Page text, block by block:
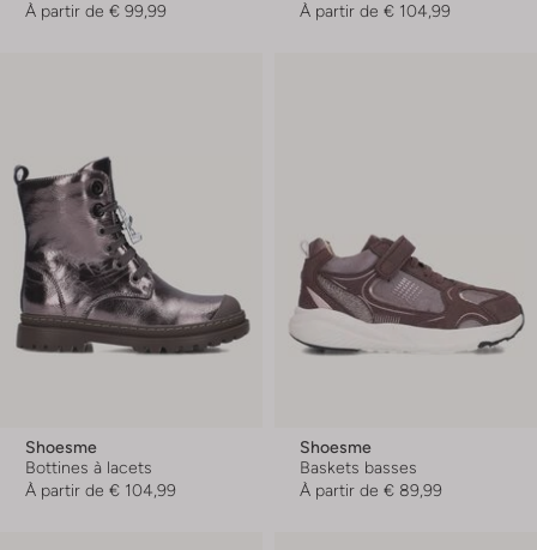
À partir de € 99,99
À partir de € 104,99
Shoesme
Bottines à lacets
À partir de € 104,99
Shoesme
Baskets basses
À partir de € 89,99